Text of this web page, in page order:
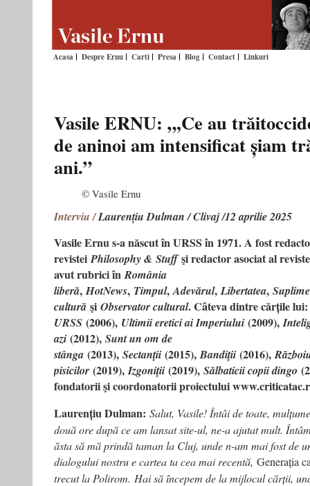
Acasa Despre Ernu Carti Presa Blog Contact Linkuri
Vasile ERNU: „,Ce au
de aninoi am intensificat șiam
ani.”
© Vasile Ernu
Interviu /Laurențiu Dulman / Clivaj /12 aprilie 2025
Vasile Ernu s-a născut în URSS în 1971. A fost
revisteiPhilosophy & Stuffşi redactor asociat al
avut rubrici înRomânia
liberă,HotNews, Timpul,Adevărul,Libertatea,
cultură şi Observator cultural. Câteva dintre cărțile
URSS (2006), Ultimii eretici ai Imperiului (2009),
azi (2012), Sunt un om de
stânga (2013), Sectanţii (2015),Bandiţii (2016),
pisicilor(2019),Izgoniţii (2019), Sălbaticii copii dingo
fondatorii şi coordonatorii proiectului
Laurențiu Dulman: Salut, Vasile! Întâi de toate,
două ore după ce am lansat site-ul, ne-a ajutat mult.
ăsta să mă prindă taman la Cluj, unde n-am mai fost de
dialogului nostru e cartea ta cea mai recentă, Generația
trecut la Polirom. Hai să începem de la mijlocul cărții,